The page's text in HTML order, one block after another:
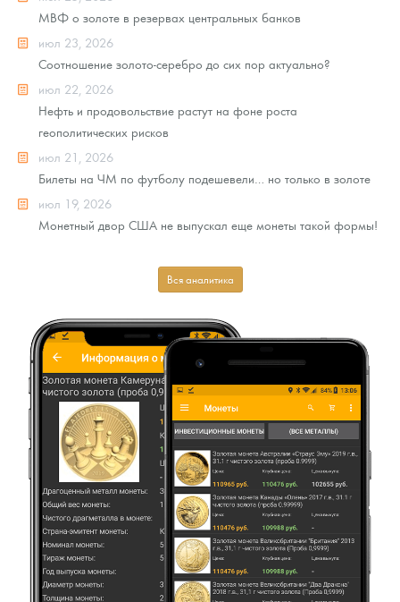
МВФ о золоте в резервах центральных банков
июл 23, 2026
Соотношение золото-серебро до сих пор актуально?
июл 22, 2026
Нефть и продовольствие растут на фоне роста
геополитических рисков
июл 21, 2026
Билеты на ЧМ по футболу подешевели… но только в золоте
июл 19, 2026
Монетный двор США не выпускал еще монеты такой формы!
Вся аналитика